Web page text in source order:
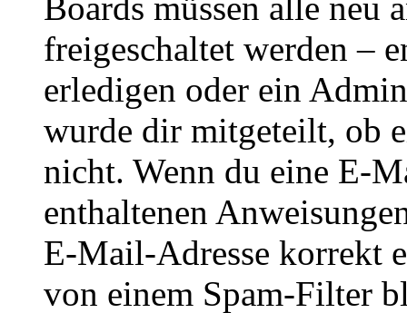
freigeschaltet werden –
erledigen oder ein
wurde dir mitgeteilt, ob
nicht. Wenn du eine E-
enthaltenen
E-Mail-Adresse korrekt
von einem Spam-Filter